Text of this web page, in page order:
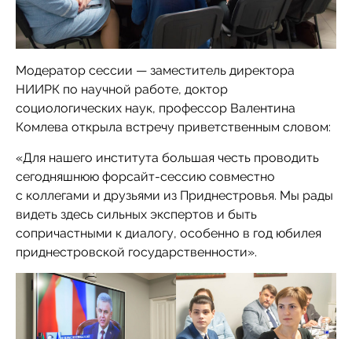
Модератор сессии — заместитель директора
НИИРК по научной работе, доктор
социологических наук, профессор Валентина
Комлева открыла встречу приветственным словом:
«Для нашего института большая честь проводить
сегодняшнюю форсайт-сессию совместно
с коллегами и друзьями из Приднестровья. Мы рады
видеть здесь сильных экспертов и быть
сопричастными к диалогу, особенно в год юбилея
приднестровской государственности».